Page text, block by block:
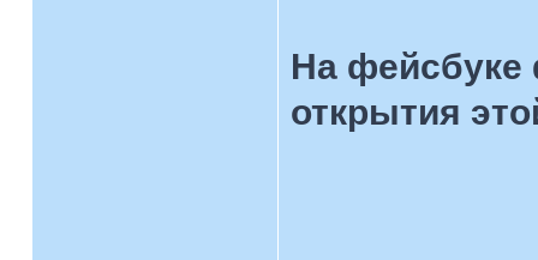
На фейсбуке
открытия